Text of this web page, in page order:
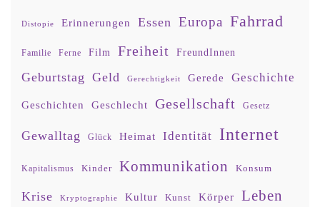
Distopie Erinnerungen Essen Europa Fahrrad
Familie Ferne Film Freiheit FreundInnen
Geburtstag Geld Gerechtigkeit Gerede Geschichte
Geschichten Geschlecht Gesellschaft Gesetz
Gewalltag Glück Heimat Identität Internet
Kapitalismus Kinder Kommunikation Konsum
Krise Kryptographie Kultur Kunst Körper Leben